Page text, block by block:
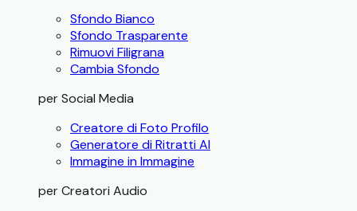
Sfondo Bianco
Sfondo Trasparente
Rimuovi Filigrana
Cambia Sfondo
per Social Media
Creatore di Foto Profilo
Generatore di Ritratti AI
Immagine in Immagine
per Creatori Audio